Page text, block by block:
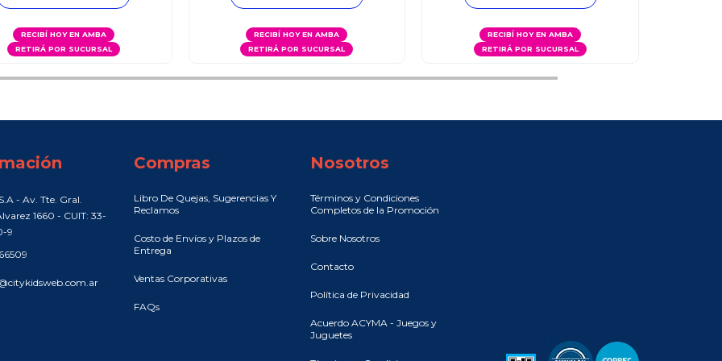
RECIBÍ HOY EN AMBA
RETIRÁ POR SUCURSAL
RECIBÍ HOY EN AMBA
RETIRÁ POR SUCURSAL
RECIBÍ HOY EN AMBA
RETIRÁ POR SUCURSAL
- Av. Tte. Gral.
1660 - CUIT: 33-
9
Compras
Libro De Quejas, Sugerencias Y
Reclamos
Costo de Envíos y Plazos de
Entrega
Ventas Corporativas
FAQs
Nosotros
Términos y Condiciones
Completos de la Promoción
Sobre Nosotros
Contacto
Política de Privacidad
Acuerdo ACYMA - Juegos y
Juguetes